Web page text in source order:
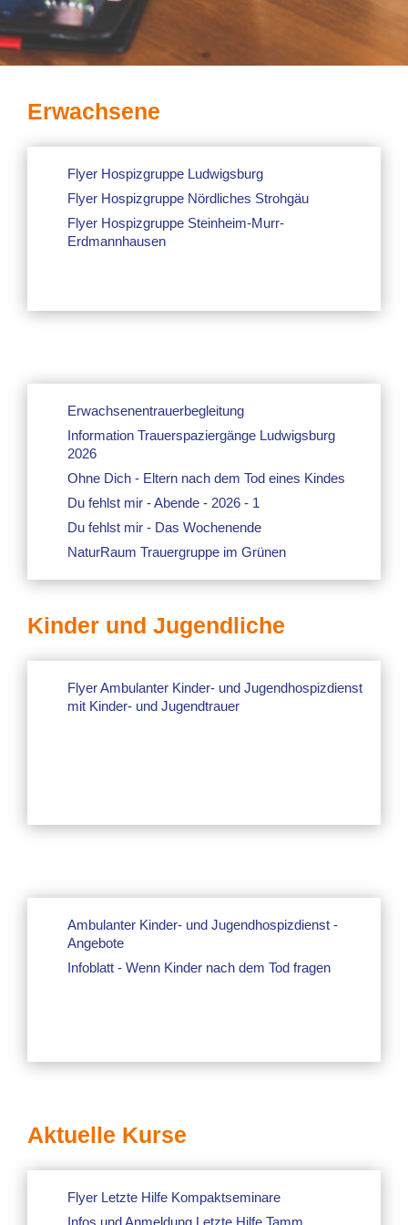
Erwachsene
Flyer Hospizgruppe Ludwigsburg
Flyer Hospizgruppe Nördliches Strohgäu
Flyer Hospizgruppe Steinheim-Murr-
Erdmannhausen
Erwachsenentrauerbegleitung
Information Trauerspaziergänge Ludwigsburg
2026
Ohne Dich - Eltern nach dem Tod eines Kindes
Du fehlst mir - Abende - 2026 - 1
Du fehlst mir - Das Wochenende
NaturRaum Trauergruppe im Grünen
Kinder und Jugendliche
Flyer Ambulanter Kinder- und Jugendhospizdienst
mit Kinder- und Jugendtrauer
Ambulanter Kinder- und Jugendhospizdienst -
Angebote
Infoblatt - Wenn Kinder nach dem Tod fragen
Aktuelle Kurse
Flyer Letzte Hilfe Kompaktseminare
Infos und Anmeldung Letzte Hilfe Tamm,